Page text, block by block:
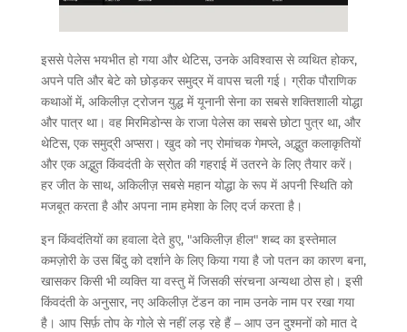
इससे पेलेस भयभीत हो गया और थेटिस, उनके अविश्वास से व्यथित होकर,
अपने पति और बेटे को छोड़कर समुद्र में वापस चली गई। ग्रीक पौराणिक
कथाओं में, अकिलीज़ ट्रोजन युद्ध में यूनानी सेना का सबसे शक्तिशाली योद्धा
और पात्र था। वह मिरमिडोन्स के राजा पेलेस का सबसे छोटा पुत्र था, और
थेटिस, एक समुद्री अप्सरा। खुद को नए रोमांचक गेमप्ले, अद्भुत कलाकृतियों
और एक अद्भुत किंवदंती के स्रोत की गहराई में उतरने के लिए तैयार करें।
हर जीत के साथ, अकिलीज़ सबसे महान योद्धा के रूप में अपनी स्थिति को
मजबूत करता है और अपना नाम हमेशा के लिए दर्ज करता है।
इन किंवदंतियों का हवाला देते हुए, "अकिलीज़ हील" शब्द का इस्तेमाल
कमज़ोरी के उस बिंदु को दर्शाने के लिए किया गया है जो पतन का कारण बना,
खासकर किसी भी व्यक्ति या वस्तु में जिसकी संरचना अन्यथा ठोस हो। इसी
किंवदंती के अनुसार, नए अकिलीज़ टेंडन का नाम उनके नाम पर रखा गया
है। आप सिर्फ़ तोप के गोले से नहीं लड़ रहे हैं – आप उन दुश्मनों को मात दे